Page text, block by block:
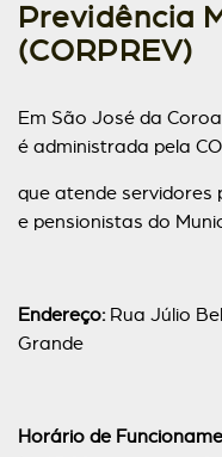
Previdência
(CORPREV)
Em São José da
é administrada pela
que atende servidores
e pensionistas do
Endereço:Rua Júlio
Grande
Horário de